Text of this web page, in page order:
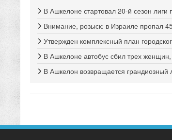
В Ашкелоне стартовал 20-й сезон лиги
Внимание, розыск: в Израиле пропал
Утвержден комплексный план
В Ашкелоне автобус сбил трех
В Ашкелон возвращается